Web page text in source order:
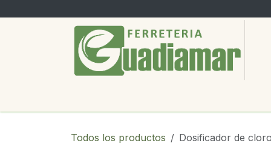
Todos los productos Dosificador de